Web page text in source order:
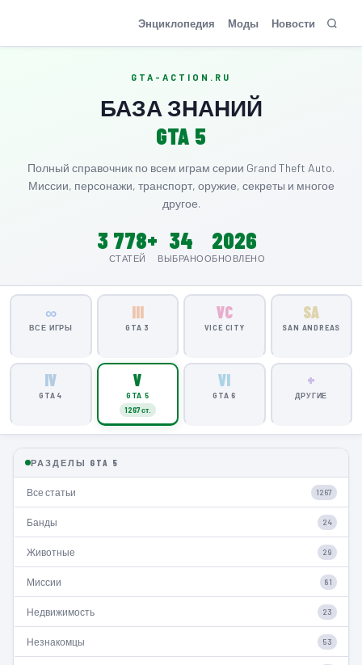
Энциклопедия Моды Новости
GTA-ACTION.RU
БАЗА ЗНАНИЙ
GTA 5
Полный справочник по всем играм серии Grand Theft Auto.
Миссии, персонажи, транспорт, оружие, секреты и многое
другое.
3 778+
СТАТЕЙ
34
ВЫБРАНО
2026
ОБНОВЛЕНО
∞
ВСЕ ИГРЫ
III
GTA 3
VC
VICE CITY
SA
SAN ANDREAS
IV
GTA 4
V
GTA 5
1267 ст.
VI
GTA 6
+
ДРУГИЕ
РАЗДЕЛЫ GTA 5
Все статьи 1267
Банды 24
Животные 29
Миссии 81
Недвижимость 23
Незнакомцы 53